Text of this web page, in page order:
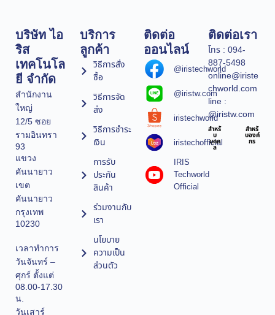
บริษัท ไอ
ริส
เทคโนโล
ยี จำกัด
สำนักงาน
ใหญ่
12/5 ซอย
รามอินทรา
93
แขวง
คันนายาว
เขต
คันนายาว
กรุงเทพ
10230
เวลาทำการ
วันจันทร์ –
ศุกร์ ตั้งแต่
08.00-17.30
น.
วันเสาร์
บริการ
ลูกค้า
วิธีการสั่ง
ซื้อ
วิธีการจัด
ส่ง
วิธีการชำระ
เงิน
การรับ
ประกัน
สินค้า
ร่วมงานกับ
เรา
นโยบาย
ความเป็น
ส่วนตัว
ติดต่อ
ออนไลน์
@iristechworld
@iristw.com
iristechworld
iristechofficial
IRIS
Techworld
Official
ติดต่อเรา
โทร : 094-
887-5498
online@iriste
chworld.com
line :
@iristw.com
สำหรั
บ
บุคค
ล
สำหรั
บองค์
กร